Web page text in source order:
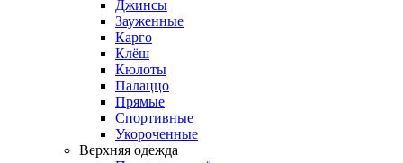
Джинсы
Зауженные
Карго
Клёш
Кюлоты
Палаццо
Прямые
Спортивные
Укороченные
Верхняя одежда